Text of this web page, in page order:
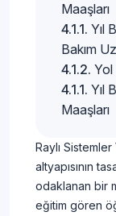
Maaşları
Yıl
Bakım
Yol
Yıl
Maaşları
Raylı
altyapısının
odaklanan bir
eğitim gören